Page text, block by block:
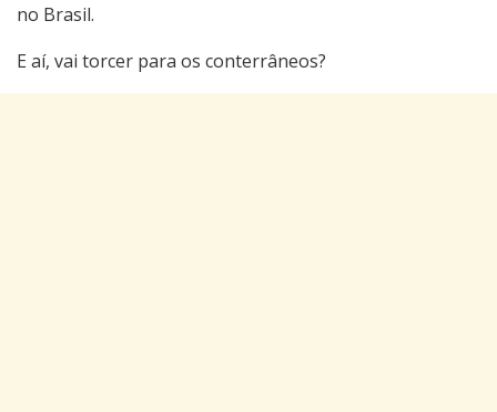
no Brasil.
E aí, vai torcer para os conterrâneos?